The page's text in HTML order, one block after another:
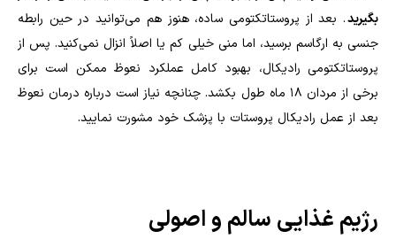
بگیرید. بعد از پروستاتکتومی ساده، هنوز هم می‌توانید در حین رابطه
جنسی به ارگاسم برسید، اما منی خیلی کم یا اصلاً انزال نمی‌کنید. پس از
پروستاتکتومی رادیکال، بهبود کامل عملکرد نعوظ ممکن است برای
برخی از مردان ۱۸ ماه طول بکشد. چنانچه نیاز است درباره درمان نعوظ
بعد از عمل رادیکال پروستات با پزشک خود مشورت نمایید.
رژیم غذایی سالم و اصولی